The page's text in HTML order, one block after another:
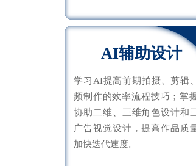
AI辅助设计
学习AI提高前期拍摄、剪辑
频制作的效率流程技巧；掌
协助二维、三维角色设计和
广告视觉设计，提高作品质
加快迭代速度。